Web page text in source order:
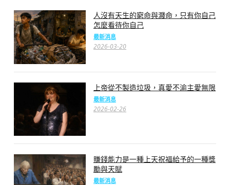
人沒有天生的窮命與濺命，只有你自己
怎麼看待你自己
最新消息
2026-03-20
上帝從不製造垃圾，真愛不渝主愛無限
最新消息
2026-02-26
賺錢能力是一種上天祝福給予的一種獎
勵與天賦
最新消息